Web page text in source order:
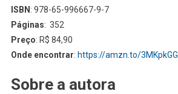
ISBN : 978-65-996667-9-7
Páginas: 352
Preço: R$ 84,90
Onde encontrar: https://amzn.to/3MKpkGG
Sobre a autora